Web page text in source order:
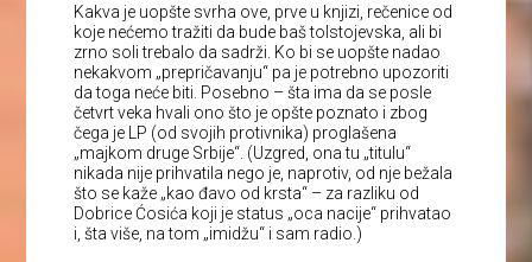
Kakva je uopšte svrha ove, prve u knjizi, rečenice od
koje nećemo tražiti da bude baš tolstojevska, ali bi
zrno soli trebalo da sadrži. Ko bi se uopšte nadao
nekakvom „prepričavanju“ pa je potrebno upozoriti
da toga neće biti. Posebno – šta ima da se posle
četvrt veka hvali ono što je opšte poznato i zbog
čega je LP (od svojih protivnika) proglašena
„majkom druge Srbije“. (Uzgred, ona tu „titulu“
nikada nije prihvatila nego je, naprotiv, od nje bežala
što se kaže „kao đavo od krsta“ – za razliku od
Dobrice Ćosića koji je status „oca nacije“ prihvatao
i, šta više, na tom „imidžu“ i sam radio.)